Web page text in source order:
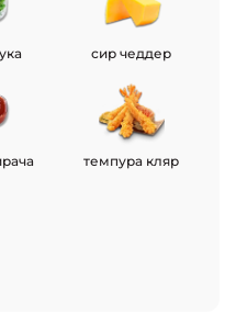
сир чеддер
темпура кляр